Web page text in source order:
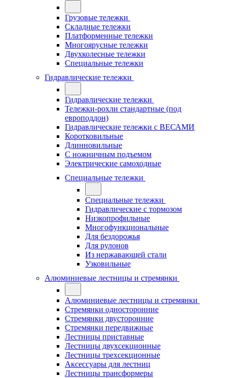
Грузовые тележки
Складные тележки
Платформенные тележки
Многоярусные тележки
Двухколесные тележки
Специальные тележки
Гидравлические тележки
Гидравлические тележки
Тележки-рохли стандартные (под
европоддон)
Гидравлические тележки с ВЕСАМИ
Коротковильные
Длинновильные
С ножничным подъемом
Электрические самоходные
Специальные тележки
Специальные тележки
Гидравлические с тормозом
Низкопрофильные
Многофункциональные
Для бездорожья
Для рулонов
Из нержавающей стали
Узковильные
Алюминиевые лестницы и стремянки
Алюминиевые лестницы и стремянки
Стремянки односторонние
Стремянки двусторонние
Стремянки передвижные
Лестницы приставные
Лестницы двухсекционные
Лестницы трехсекционные
Аксессуары для лестниц
Лестницы трансформеры